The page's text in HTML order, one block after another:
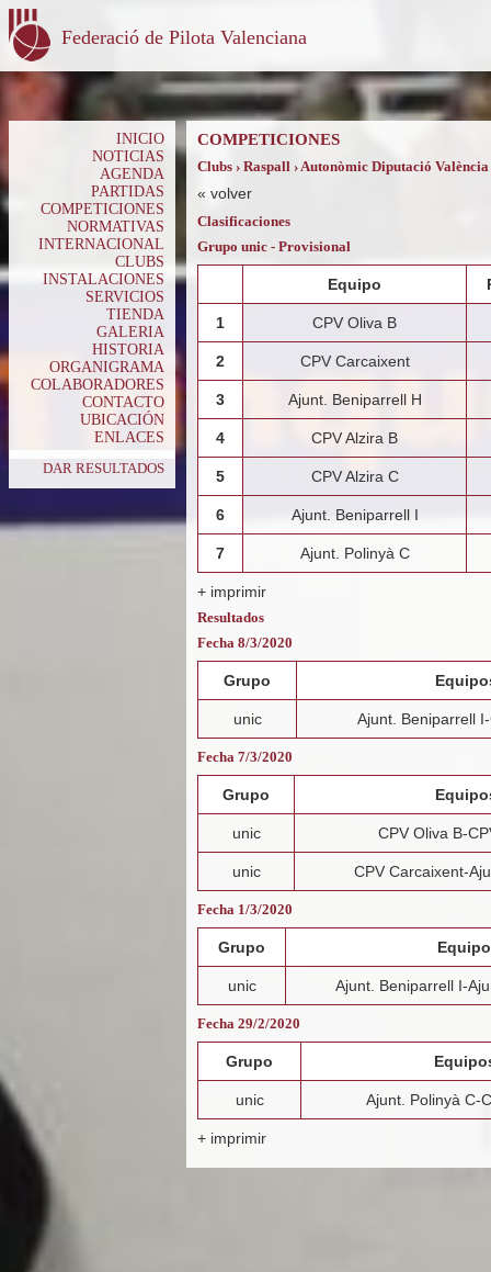
Federació de Pilota Valenciana
INICIO
NOTICIAS
AGENDA
PARTIDAS
COMPETICIONES
NORMATIVAS
INTERNACIONAL
CLUBS
INSTALACIONES
SERVICIOS
TIENDA
GALERIA
HISTORIA
ORGANIGRAMA
COLABORADORES
CONTACTO
UBICACIÓN
ENLACES
DAR RESULTADOS
COMPETICIONES
Clubs › Raspall › Autonòmic Diputació
« volver
Clasificaciones
Grupo unic - Provisional
Equipo
1 CPV Oliva B
2 CPV Carcaixent
3 Ajunt. Beniparrell H
4 CPV Alzira B
5 CPV Alzira C
6 Ajunt. Beniparrell I
7 Ajunt. Polinyà C
+ imprimir
Resultados
Fecha 8/3/2020
Grupo
unic Ajunt. Beniparrell
Fecha 7/3/2020
Grupo
unic CPV Oliva B-
unic CPV Carcaixent-
Fecha 1/3/2020
Grupo
unic Ajunt. Beniparrell I-
Fecha 29/2/2020
Grupo
unic Ajunt. Polinyà C-
+ imprimir